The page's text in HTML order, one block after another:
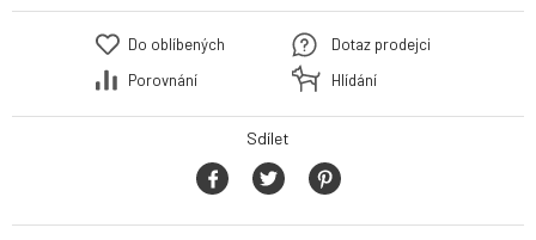
Do oblíbených
Porovnání
Dotaz prodejci
Hlídání
Sdílet